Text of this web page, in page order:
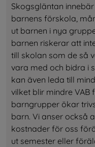
Skogsgläntan
barnens förskola,
ut barnen i nya
barnen riskerar att
till skolan som de så
vara med och bidra i
kan även leda till
vilket blir mindre VAB
barngrupper ökar
barn. Vi anser också
kostnader för oss
ut semester eller